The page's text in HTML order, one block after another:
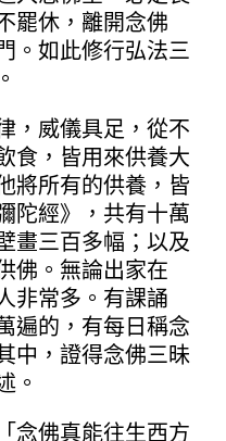
罷休，離開念佛
。如此修行弘法三
威儀具足，從不
食，皆用來供養大
將所有的供養，皆
陀經》，共有十萬
畫三百多幅；以及
佛。無論出家在
非常多。有課誦
遍的，有每日稱念
中，證得念佛三昧
。
佛真能往生西方